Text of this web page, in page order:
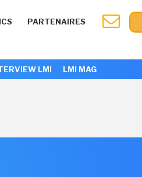
PARTENAIRES
LMI LMI MAG